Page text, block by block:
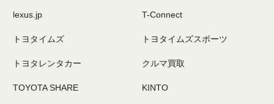
lexus.jp T-Connect
トヨタイムズ トヨタイムズスポーツ
トヨタレンタカー クルマ買取
TOYOTA SHARE KINTO